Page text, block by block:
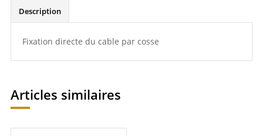
Description
Fixation directe du cable par cosse
Articles similaires